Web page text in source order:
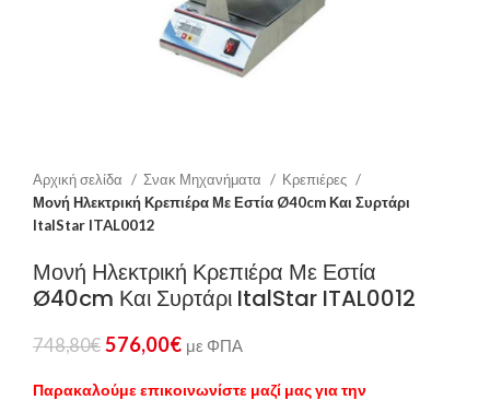
Αρχική σελίδα Σνακ Μηχανήματα
Κρεπιέρες
Μονή Ηλεκτρική Κρεπιέρα Με Εστία Ø40cm Και Συρτάρι
ItalStar ITAL0012
Μονή Ηλεκτρική Κρεπιέρα Με Εστία
Ø40cm Και Συρτάρι ItalStar ITAL0012
748,80€ 576,00€ με ΦΠΑ
Παρακαλούμε επικοινωνίστε μαζί μας για την